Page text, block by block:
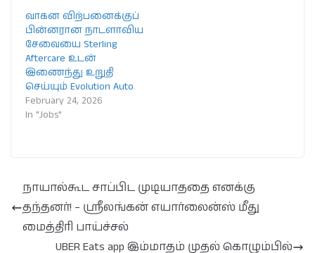
வாகன விற்பனைக்குப்
பின்னரான நாடளாவிய
சேவையை Sterling
Aftercare உடன்
இணைந்து உறுதி
செய்யும் Evolution Auto
February 24, 2026
In "Jobs"
நாயால்கூட சாப்பிட முடியாததை எனக்கு
தந்தனர்! – ஸ்ரீலங்கன் எயார்லைன்ஸ் மீது
மைத்திரி பாய்ச்சல்
UBER Eats app இம்மாதம் முதல் கொழும்பில்